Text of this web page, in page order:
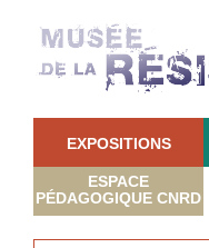
EXPOSITIONS
ESPACE
PÉDAGOGIQUE CNRD